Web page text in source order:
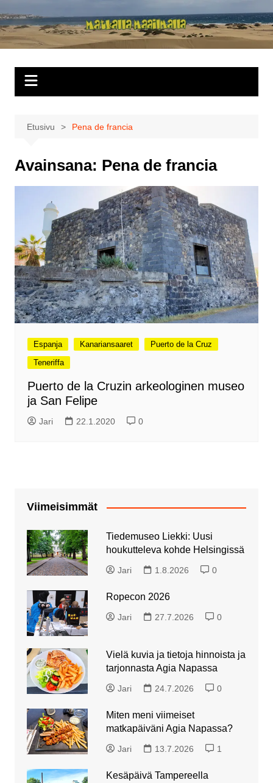
sisältöön
Matkalla
maailmalla
Etusivu Pena de francia
Avainsana: Pena de francia
Espanja Kanariansaaret
Puerto de la Cruz
Teneriffa
Puerto de la Cruzin arkeologinen museo
ja San Felipe
Jari 22.1.2020 0
Viimeisimmät
Tiedemuseo Liekki: Uusi
houkutteleva kohde Helsingissä
Jari 1.8.2026 0
Ropecon 2026
Jari 27.7.2026 0
Vielä kuvia ja tietoja hinnoista ja
tarjonnasta Agia Napassa
Jari 24.7.2026 0
Miten meni viimeiset
matkapäiväni Agia Napassa?
Jari 13.7.2026 1
Kesäpäivä Tampereella